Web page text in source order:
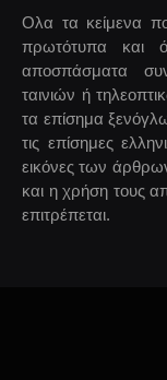
Ολα τα κείμενα
πρωτότυπα και
αποσπάσματα
ταινιών ή
τα επίσημα
τις επίσημες
εικόνες των άρθρων
και η χρήση τους
επιτρέπεται.